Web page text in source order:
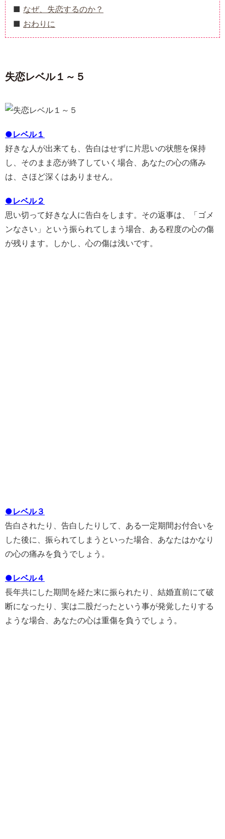
なぜ、失恋するのか？
おわりに
失恋レベル１～５
●レベル１
好きな人が出来ても、告白はせずに片思いの状態を保持
し、そのまま恋が終了していく場合、あなたの心の痛み
は、さほど深くはありません。
●レベル２
思い切って好きな人に告白をします。その返事は、「ゴメ
ンなさい」という振られてしまう場合、ある程度の心の傷
が残ります。しかし、心の傷は浅いです。
●レベル３
告白されたり、告白したりして、ある一定期間お付合いを
した後に、振られてしまうといった場合、あなたはかなり
の心の痛みを負うでしょう。
●レベル４
長年共にした期間を経た末に振られたり、結婚直前にて破
断になったり、実は二股だったという事が発覚したりする
ような場合、あなたの心は重傷を負うでしょう。